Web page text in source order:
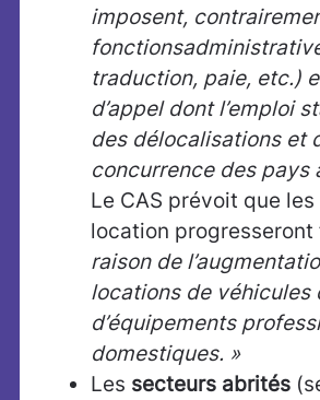
imposent,
traduction, paie, etc.)
d’appel dont l’emploi
des délocalisations et
concurrence des pays
Le CAS prévoit que
location
raison de
locations de véhicules
d’équipements
domestiques. »
Les secteurs abrités